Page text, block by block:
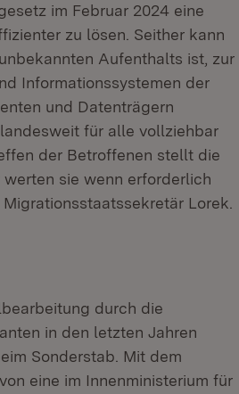
im Februar 2024 eine
zu lösen. Seither kann
Aufenthalts ist, zur
Informationssystemen der
und Datenträgern
für alle vollziehbar
der Betroffenen stellt die
sie wenn erforderlich
Lorek.
durch die
in den letzten Jahren
Sonderstab. Mit dem
eine im Innenministerium für